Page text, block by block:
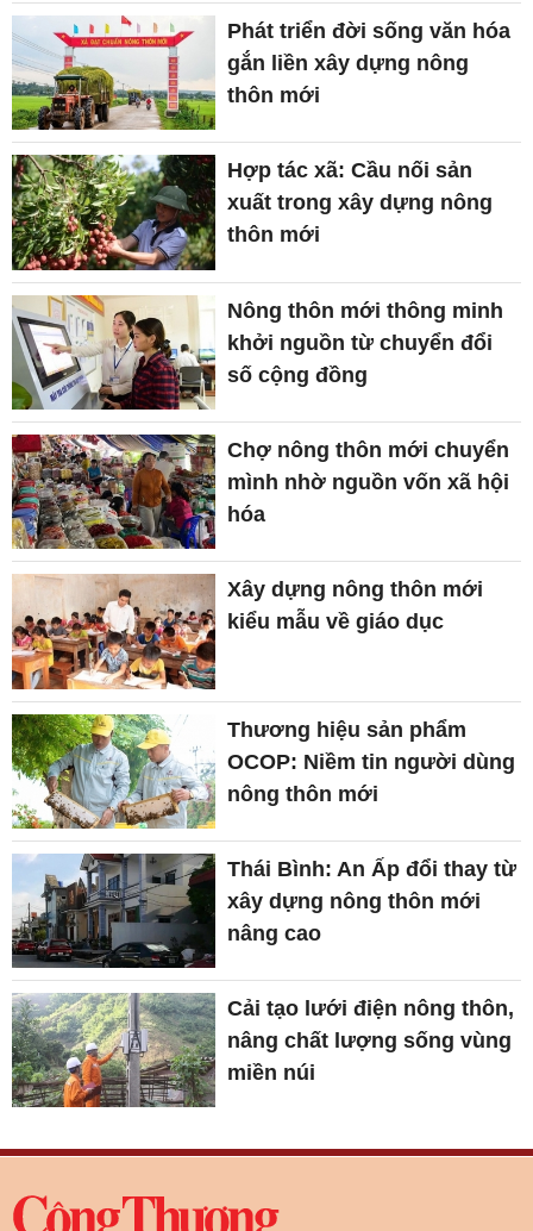
Phát triển đời sống văn hóa
gắn liền xây dựng nông
thôn mới
Hợp tác xã: Cầu nối sản
xuất trong xây dựng nông
thôn mới
Nông thôn mới thông minh
khởi nguồn từ chuyển đổi
số cộng đồng
Chợ nông thôn mới chuyển
mình nhờ nguồn vốn xã hội
hóa
Xây dựng nông thôn mới
kiểu mẫu về giáo dục
Thương hiệu sản phẩm
OCOP: Niềm tin người dùng
nông thôn mới
Thái Bình: An Ấp đổi thay từ
xây dựng nông thôn mới
nâng cao
Cải tạo lưới điện nông thôn,
nâng chất lượng sống vùng
miền núi